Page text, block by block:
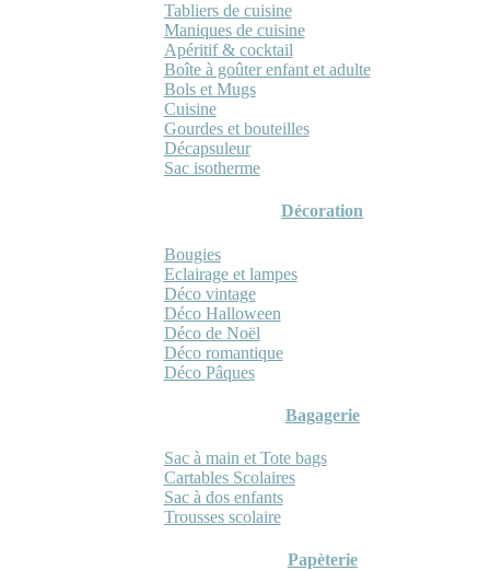
Tabliers de cuisine
Maniques de cuisine
Apéritif & cocktail
Boîte à goûter enfant et adulte
Bols et Mugs
Cuisine
Gourdes et bouteilles
Décapsuleur
Sac isotherme
Décoration
Bougies
Eclairage et lampes
Déco vintage
Déco Halloween
Déco de Noël
Déco romantique
Déco Pâques
Bagagerie
Sac à main et Tote bags
Cartables Scolaires
Sac à dos enfants
Trousses scolaire
Papèterie